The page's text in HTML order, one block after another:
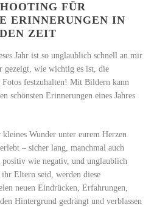
FÜR
ERINNERUNGEN IN
ZEIT
Jahr ist so unglaublich schnell an mir
gezeigt, wie wichtig es ist, die
Fotos festzuhalten! Mit Bildern kann
schönsten Erinnerungen eines Jahres
Wunder unter eurem Herzen
– sicher lang, manchmal auch
positiv wie negativ, und unglaublich
Eltern seid, werden diese
neuen Eindrücken, Erfahrungen,
Hintergrund gedrängt und verblassen